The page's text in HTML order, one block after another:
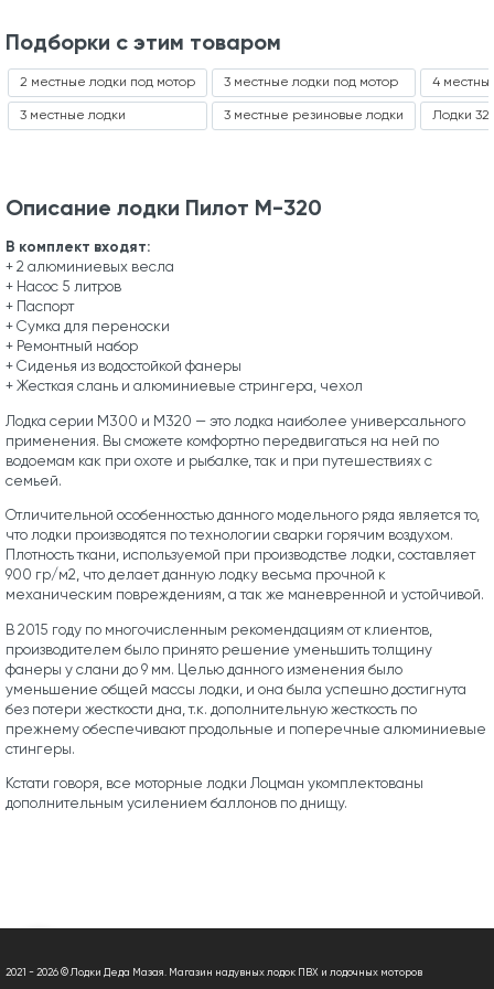
Подборки с этим товаром
2 местные лодки под мотор
3 местные лодки
3 местные лодки под мотор
3 местные резиновые лодки
4
Лодки
Описание лодки Пилот М-320
В комплект входят:
+ 2 алюминиевых весла
+ Насос 5 литров
+ Паспорт
+ Сумка для переноски
+ Ремонтный набор
+ Сиденья из водостойкой фанеры
+ Жесткая слань и алюминиевые стрингера, чехол
Лодка серии М300 и М320 — это лодка наиболее универсального
применения. Вы сможете комфортно передвигаться на ней по
водоемам как при охоте и рыбалке, так и при путешествиях с
семьей.
Отличительной особенностью данного модельного ряда является то,
что лодки производятся по технологии сварки горячим воздухом.
Плотность ткани, используемой при производстве лодки, составляет
900 гр/м2, что делает данную лодку весьма прочной к
механическим повреждениям, а так же маневренной и устойчивой.
В 2015 году по многочисленным рекомендациям от клиентов,
производителем было принято решение уменьшить толщину
фанеры у слани до 9 мм. Целью данного изменения было
уменьшение общей массы лодки, и она была успешно достигнута
без потери жесткости дна, т.к. дополнительную жесткость по
прежнему обеспечивают продольные и поперечные алюминиевые
стингеры.
Кстати говоря, все моторные лодки Лоцман укомплектованы
дополнительным усилением баллонов по днищу.
2021 - 2026 © Лодки Деда Мазая. Магазин надувных лодок ПВХ и лодочных моторов